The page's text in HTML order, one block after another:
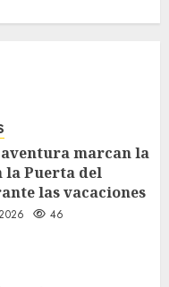
marcan la
la Puerta del
las vacaciones
46